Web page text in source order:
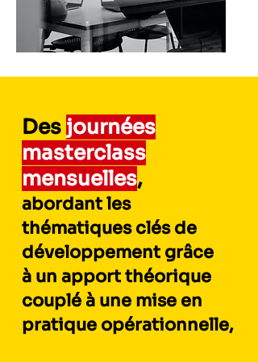
Des journées
masterclass
mensuelles,
abordant les
thématiques clés de
développement grâce
à un apport théorique
couplé à une mise en
pratique opérationnelle,